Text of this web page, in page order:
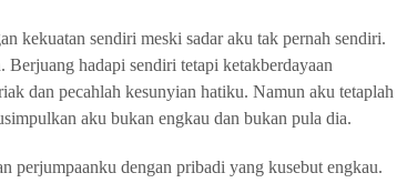
kekuatan sendiri meski sadar aku tak pernah sendiri.
hadapi sendiri tetapi ketakberdayaan
dan pecahlah kesunyian hatiku. Namun aku tetaplah
aku bukan engkau dan bukan pula dia.
perjumpaanku dengan pribadi yang kusebut engkau.